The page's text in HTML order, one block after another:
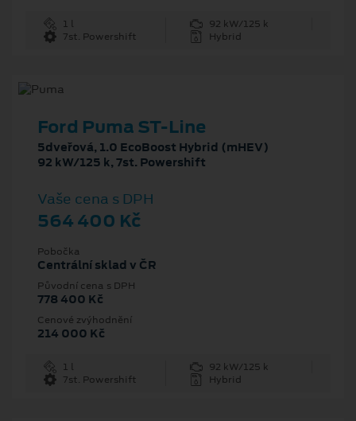
1 l
92 kW/125 k
7st. Powershift
Hybrid
Ford Puma ST-Line
5dveřová, 1.0 EcoBoost Hybrid (mHEV)
92 kW/125 k, 7st. Powershift
Vaše cena s DPH
564 400 Kč
Pobočka
Centrální sklad v ČR
Původní cena s DPH
778 400 Kč
Cenové zvýhodnění
214 000 Kč
1 l
92 kW/125 k
7st. Powershift
Hybrid